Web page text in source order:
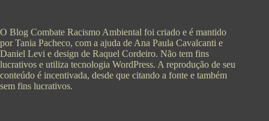
O Blog Combate Racismo Ambiental foi criado e é mantido
por Tania Pacheco, com a ajuda de Ana Paula Cavalcanti e
Daniel Levi e design de Raquel Cordeiro. Não tem fins
lucrativos e utiliza tecnologia WordPress. A reprodução de seu
conteúdo é incentivada, desde que citando a fonte e também
sem fins lucrativos.